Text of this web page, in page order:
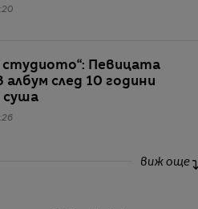
студиото“: Певицата
след 10 години
суша
виж още